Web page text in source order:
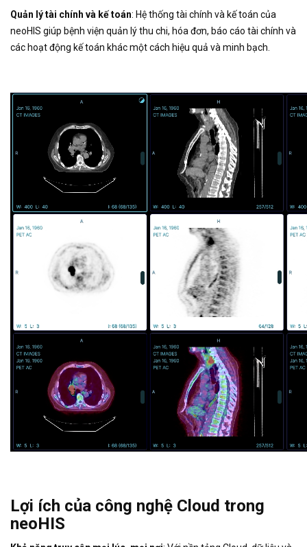
Quản lý tài chính và kế toán: Hệ thống tài chính và kế toán của
neoHIS giúp bệnh viện quản lý thu chi, hóa đơn, báo cáo tài chính và
các hoạt động kế toán khác một cách hiệu quả và minh bạch.
Lợi ích của công nghệ Cloud trong
neoHIS